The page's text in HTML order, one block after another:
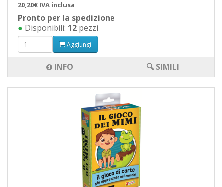
20,20€ IVA inclusa
Pronto per la spedizione
● Disponibili: 12 pezzi
Aggiungi
INFO 🔍 SIMILI